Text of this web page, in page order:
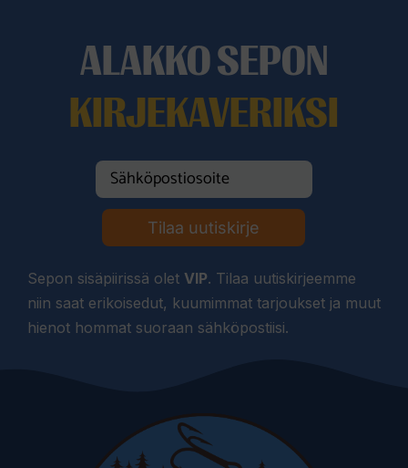
ALAKKO SEPON
KIRJEKAVERIKSI
Tilaa uutiskirje
Sepon sisäpiirissä olet VIP. Tilaa uutiskirjeemme
niin saat erikoisedut, kuumimmat tarjoukset ja muut
hienot hommat suoraan sähköpostiisi.